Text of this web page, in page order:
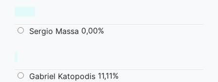
Sergio Massa 0,00%
Gabriel Katopodis 11,11%